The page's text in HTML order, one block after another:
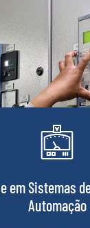
em Sistemas
Automação